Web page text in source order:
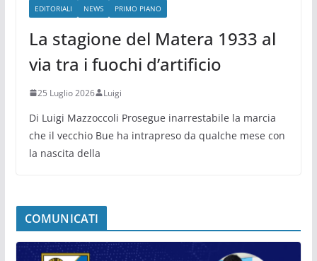
EDITORIALI NEWS PRIMO PIANO
La stagione del Matera 1933 al
via tra i fuochi d’artificio
25 Luglio 2026 Luigi
Di Luigi Mazzoccoli Prosegue inarrestabile la marcia
che il vecchio Bue ha intrapreso da qualche mese con
la nascita della
COMUNICATI